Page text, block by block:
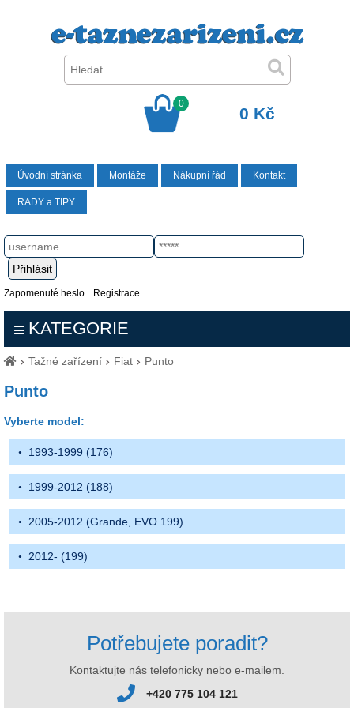
0
0 Kč
Úvodní stránka Montáže Nákupní řád Kontakt
RADY a TIPY
Zapomenuté heslo Registrace
KATEGORIE
Tažné zařízení Fiat Punto
Punto
Vyberte model:
1993-1999 (176)
1999-2012 (188)
2005-2012 (Grande, EVO 199)
2012- (199)
Potřebujete poradit?
Kontaktujte nás telefonicky nebo e-mailem.
+420 775 104 121